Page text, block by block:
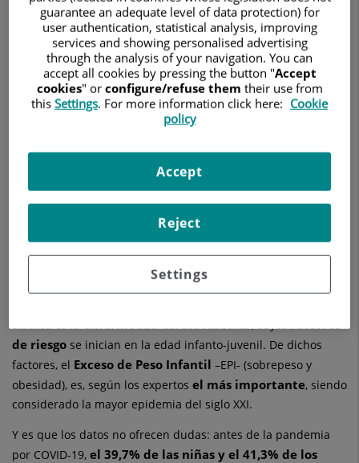
riesgo
cardiovascular
población
escolar
HOSPITAL QUIRÓNSALUD SUR HOSPITAL QUIRÓNSALUD TOLEDO
El estudio “Cambios en la prevalencia del sobrepeso antes y
después del COVID-19 en España: resultados longitudinales
revista Nutrients, publicación de alto impacto científico
de riesgo se inician en la edad infanto-juvenil. De dichos
factores, el Exceso de Peso Infantil –EPI- (sobrepeso y
obesidad), es, según los expertos el más importante, siendo
considerado la mayor epidemia del siglo XXI.
Y es que los datos no ofrecen dudas: antes de la pandemia
por COVID-19, el 39,7% de las niñas y el 41,3% de los
guarantee an adequate level of data protection) for
user authentication, statistical analysis, improving
services and showing personalised advertising
through the analysis of your navigation. You can
accept all cookies by pressing the button "Accept
cookies" or configure/refuse them their use from
this Settings. For more information click here: Cookie
policy
Settings
Reject
Accept